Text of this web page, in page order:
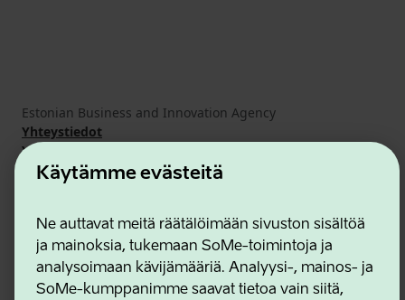
Käytämme evästeitä
Ne auttavat meitä räätälöimään sivuston sisältöä
ja mainoksia, tukemaan SoMe-toimintoja ja
analysoimaan kävijämääriä. Analyysi-, mainos- ja
SoMe-kumppanimme saavat tietoa vain siitä,
Estonian Business and Innovation Agency
Yhteystiedot
Yhteistyökumppanit
Käyttöehdot
Eväste- ja tietosuojakäytäntö